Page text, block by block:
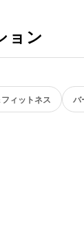
ョン
フィットネス バ